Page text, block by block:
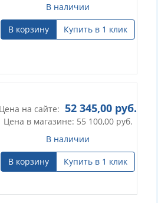
В наличии
В корзину
Купить в 1 клик
Цена на сайте: 52 345,00 руб.
Цена в магазине: 55 100,00руб.
В наличии
В корзину
Купить в 1 клик